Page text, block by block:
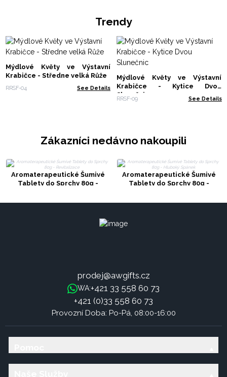
Trendy
Mýdlové Květy ve Výstavní
Krabičce - Středne velká Růže
RRSF-04 See Details
Mýdlové Květy ve Výstavní
Krabičce - Kytice Dvou
Slunečnic
RRSF-09 See Details
Zákazníci nedávno nakoupili
Aromaterapeutické Šumivé
Tablety do Sprchy 80g -
Aromaterapeutické Šumivé
Tablety do Sprchy 80g -
prodej@awgifts.cz
WA:+421 33 558 60 73
+421 (0)33 558 60 73
Provozní Doba: Po-Pá, 08:00-16:00